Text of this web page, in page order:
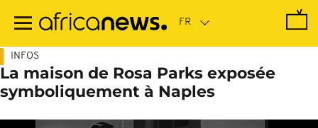
contenu
INFOS
La maison de Rosa Parks exposée
symboliquement à Naples